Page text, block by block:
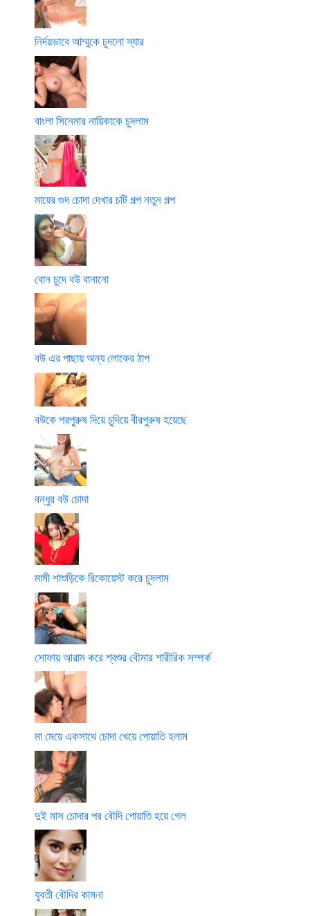
নির্দয়ভাবে আম্মুকে চুদলো স্যার
বাংলা সিনেমার নায়িকাকে চুদলাম
মায়ের গুদ চোদা দেখার চটি গল্প নতুন গল্প
বোন চুদে বউ বানানো
বউ এর পাছায় অন্য লোকের ঠাপ
বউকে পরপুরুষ দিয়ে চুদিয়ে বীরপুরুষ হয়েছে
বন্ধুর বউ চোদা
মামী শাশুড়িকে রিকোয়েস্ট করে চুদলাম
সোফায় আরাম করে শ্বশুর বৌমার শারীরিক সম্পর্ক
মা মেয়ে একসাথে চোদা খেয়ে পোয়াতি হলাম
দুই মাস চোদার পর বৌদি পোয়াতি হয়ে গেল
যুবতী বৌদির কামনা